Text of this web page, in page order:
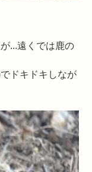
...遠くでは鹿の
ドキドキしなが